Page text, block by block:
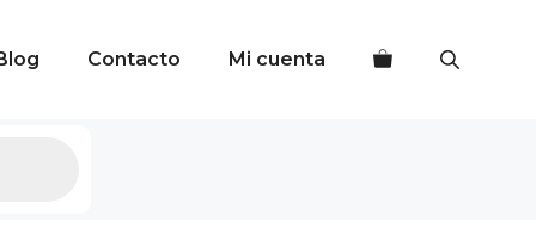
Contacto Mi cuenta